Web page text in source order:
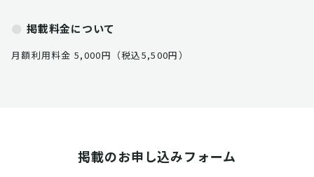
掲載料金について
月額利用料金 5,000円（税込5,500円）
掲載のお申し込みフォーム